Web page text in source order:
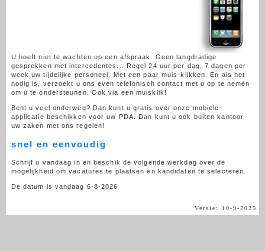
U hoeft niet te wachten op een afspraak. Geen langdradige
gesprekken met intercedentes... Regel 24 uur per dag, 7 dagen per
week uw tijdelijke personeel. Met een paar muis-klikken. En als het
nodig is, verzoekt u ons even telefonisch contact met u op te nemen
om u te ondersteunen. Ook via een muisklik!
Bent u veel onderweg? Dan kunt u gratis over onze mobiele
applicatie beschikken voor uw PDA. Dan kunt u ook buiten kantoor
uw zaken met ons regelen!
snel en eenvoudig
Schrijf u vandaag in en beschik de volgende werkdag over de
mogelijkheid om vacatures te plaatsen en kandidaten te selecteren.
De datum is vandaag 6-8-2026
Versie: 10-9-2025